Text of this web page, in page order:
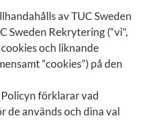
av TUC Sweden
Sweden Rekrytering (“vi",
och liknande
“cookies”) på den
förklarar vad
de används och dina val